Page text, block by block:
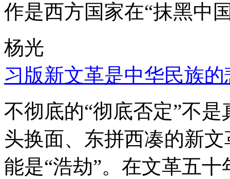
作是西方国家在“抹黑中
杨光
习版新文革是中华民族的
不彻底的“彻底否定”不
头换面、东拼西凑的新
能是“浩劫”。在文革五